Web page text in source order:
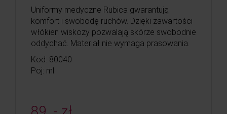
Uniformy medyczne Rubica gwarantują
komfort i swobodę ruchów. Dzięki zawartości
włókien wiskozy pozwalają skórze swobodnie
oddychać. Materiał nie wymaga prasowania.
Kod: 80040
Poj: ml